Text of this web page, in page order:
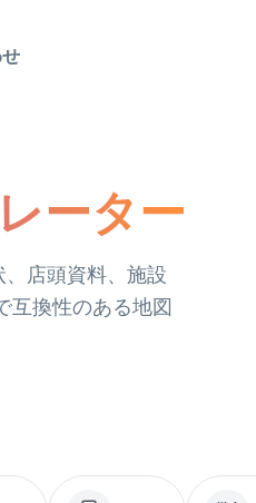
ーター
店頭資料、施設
互換性のある地図